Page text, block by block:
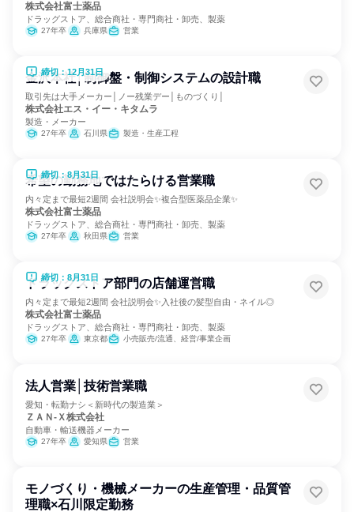
株式会社富士薬品
ドラッグストア、総合商社・専門商社・卸売、製薬
27年卒 兵庫県 営業
締切：12月31日
金沢本社│制御盤・制御システムの設計職
取引先は大手メーカー│ノー残業デー│ものづくり│
株式会社エス・イー・キタムラ
製造・メーカー
27年卒 石川県 製造・生産工程
締切：8月31日
希望の勤務地ではたらける営業職
内々定まで最短2週間 会社説明会✨複合型医薬品企業✨
株式会社富士薬品
ドラッグストア、総合商社・専門商社・卸売、製薬
27年卒 秋田県 営業
締切：8月31日
ドラッグストア部門の店舗運営職
内々定まで最短2週間 会社説明会✨入社後の髪型自由・ネイル◎
株式会社富士薬品
ドラッグストア、総合商社・専門商社・卸売、製薬
27年卒 東京都 小売販売/流通、経営/事業企画
法人営業│技術営業職
愛知・転勤ナシ＜新時代の製造業＞
ＺＡＮ‐Ｘ株式会社
自動車・輸送機器メーカー
27年卒 愛知県 営業
モノづくり・機械メーカーの生産管理・品質管
理職×石川限定勤務